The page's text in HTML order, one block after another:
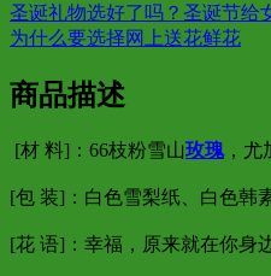
圣诞礼物选好了吗？圣诞节给
为什么要选择网上送花鲜花
商品描述
[材 料]：66枝粉雪山玫瑰，尤
[包 装]：白色雪梨纸、白色韩
[花 语]：幸福，原来就在你身